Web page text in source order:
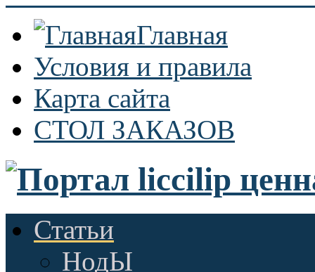
Главная
Условия и правила
Карта сайта
СТОЛ ЗАКАЗОВ
Статьи
НодЫ